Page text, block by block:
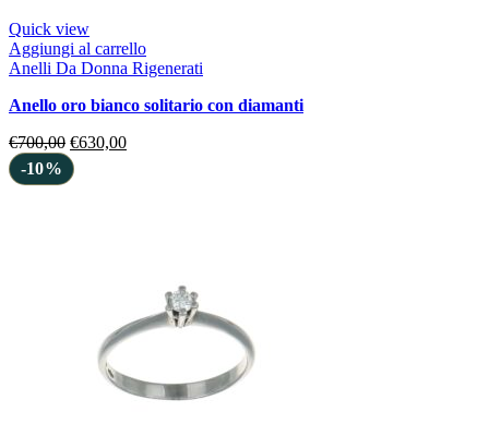
Quick view
Aggiungi al carrello
Anelli Da Donna Rigenerati
anello oro bianco solitario con diamanti
€700,00 €630,00
-10%